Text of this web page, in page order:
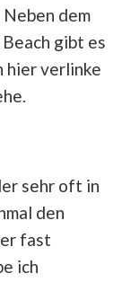
dem
gibt es
hier verlinke
sehr oft in
den
fast
ich